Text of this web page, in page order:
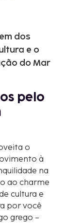
dos
e o
do Mar
pelo
o
à
na
ao charme
cultura e
por você
grego –